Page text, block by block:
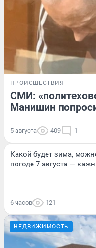
ПРОИСШЕСТВИЯ
СМИ:
Манишин
5 августа 409 1
Какой будет зима,
погоде 7 августа —
6 часов 121
НЕДВИЖИМОСТЬ